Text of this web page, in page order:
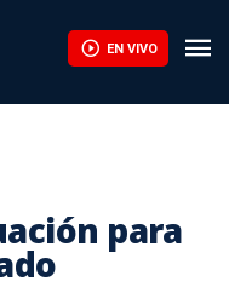
EN VIVO
para